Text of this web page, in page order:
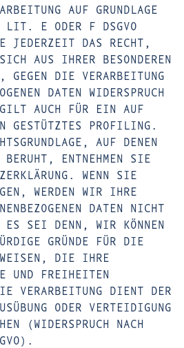
AUF GRUNDLAGE
E ODER F DSGVO
JEDERZEIT DAS RECHT,
AUS IHRER BESONDEREN
GEGEN DIE VERARBEITUNG
DATEN WIDERSPRUCH
AUCH FÜR EIN AUF
GESTÜTZTES PROFILING.
AUF DENEN
ENTNEHMEN SIE
WENN SIE
WERDEN WIR IHRE
DATEN NICHT
ES SEI DENN, WIR KÖNNEN
GRÜNDE FÜR DIE
DIE IHRE
UND FREIHEITEN
VERARBEITUNG DIENT DER
ODER VERTEIDIGUNG
(WIDERSPRUCH NACH